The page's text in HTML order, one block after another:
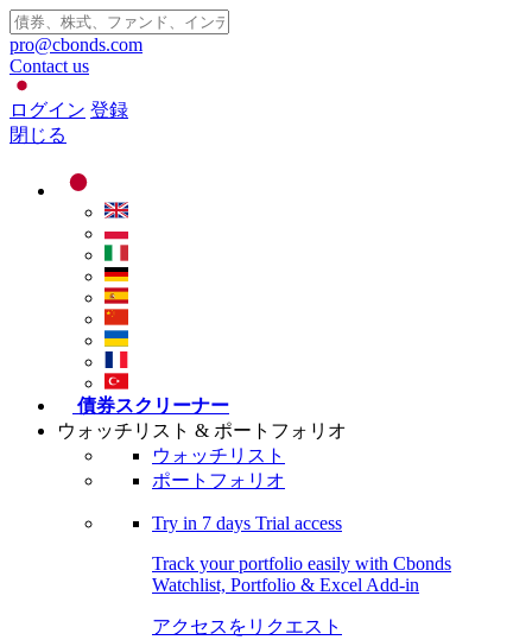
pro@cbonds.com
Contact us
ログイン 登録
閉じる
債券スクリーナー
ウォッチリスト & ポートフォリオ
ウォッチリスト
ポートフォリオ
Try in 7 days Trial access
Track your portfolio easily with Cbonds
Watchlist, Portfolio & Excel Add-in
アクセスをリクエスト